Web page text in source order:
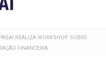
REALIZA WORKSHOP SOBRE
FINANCEIRA